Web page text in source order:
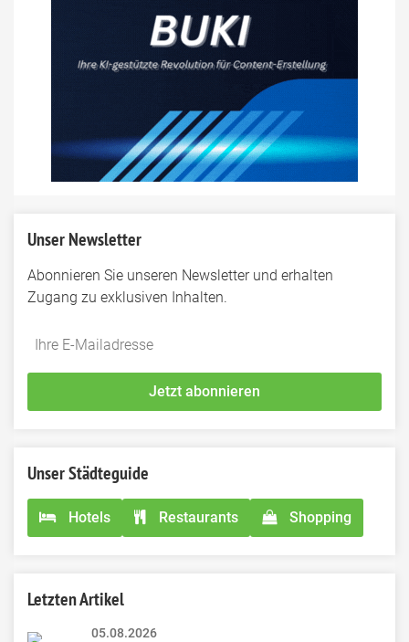
Unser Newsletter
Abonnieren Sie unseren Newsletter und erhalten
Zugang zu exklusiven Inhalten.
Do
*Ihre
Jetzt abonnieren
Unser Städteguide
Hotels Restaurants Shopping
Letzten Artikel
05.08.2026